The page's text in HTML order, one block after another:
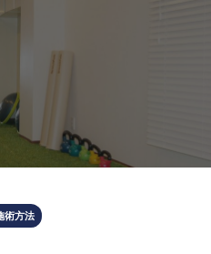
術方法